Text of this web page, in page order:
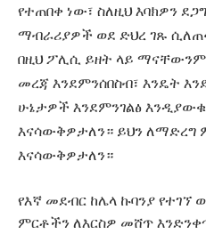
የተጠበቀ ነው፣ ስለዚህ እባክዎን
ማብራሪያዎች ወደ ድህረ ገጹ
በዚህ ፖሊሲ ይዘት ላይ
መረጃ እንደምንሰበስብ፣ እንዴት
ሁኔታዎች እንደምንገልፅ
እናሳውቅዎታለን። ይህን ለማድረግ
እናሳውቅዎታለን።
የእኛ መደብር ከሌላ ኩባንያ የተገኘ
ምርቶችን ለእርስዎ መሸጥ